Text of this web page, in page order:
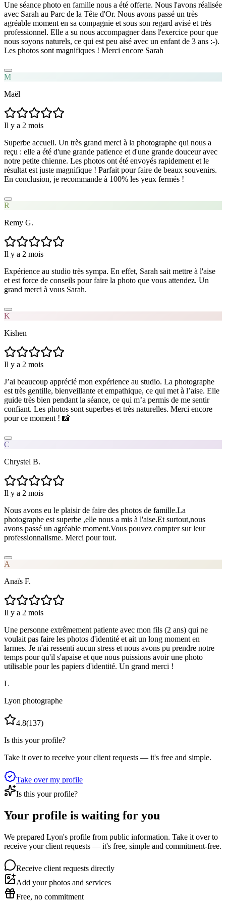
Une séance photo en famille nous a été offerte. Nous l'avons réalisée
avec Sarah au Parc de la Tête d'Or. Nous avons passé un très
agréable moment en sa compagnie et sous son regard avisé et très
professionnel. Elle a su nous accompagner dans l'exercice pour que
nous soyons naturels, ce qui est peu aisé avec un enfant de 3 ans :-).
Les photos sont magnifiques ! Merci encore Sarah
M
Maël
Il y a 2 mois
Superbe accueil. Un très grand merci à la photographe qui nous a
reçu : elle a été d'une grande patience et d'une grande douceur avec
notre petite chienne. Les photos ont été envoyés rapidement et le
résultat est juste magnifique ! Parfait pour faire de beaux souvenirs.
En conclusion, je recommande à 100% les yeux fermés !
R
Remy G.
Il y a 2 mois
Expérience au studio très sympa. En effet, Sarah sait mettre à l'aise
et est force de conseils pour faire la photo que vous attendez. Un
grand merci à vous Sarah.
K
Kishen
Il y a 2 mois
J’ai beaucoup apprécié mon expérience au studio. La photographe
est très gentille, bienveillante et empathique, ce qui met à l’aise. Elle
guide très bien pendant la séance, ce qui m’a permis de me sentir
confiant. Les photos sont superbes et très naturelles. Merci encore
pour ce moment ! 📸
C
Chrystel B.
Il y a 2 mois
Nous avons eu le plaisir de faire des photos de famille.La
photographe est superbe ,elle nous a mis à l'aise.Et surtout,nous
avons passé un agréable moment.Vous pouvez compter sur leur
professionnalisme. Merci pour tout.
A
Anaïs F.
Il y a 2 mois
Une personne extrêmement patiente avec mon fils (2 ans) qui ne
voulait pas faire les photos d'identité et ait un long moment en
larmes. Je n'ai ressenti aucun stress et nous avons pu prendre notre
temps pour qu'il s'apaise et que nous puissions avoir une photo
utilisable pour les papiers d'identité. Un grand merci !
L
Lyon photographe
4.8(137)
Is this your profile?
Take it over to receive your client requests — it's free and simple.
Take over my profile
Is this your profile?
Your profile is waiting for you
We prepared Lyon's profile from public information. Take it over to
receive your client requests — it's free, simple and commitment-free.
Receive client requests directly
Add your photos and services
Free, no commitment